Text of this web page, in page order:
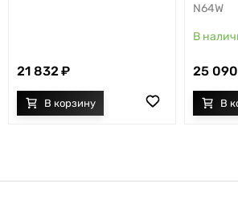
21 832
N64W
25 090